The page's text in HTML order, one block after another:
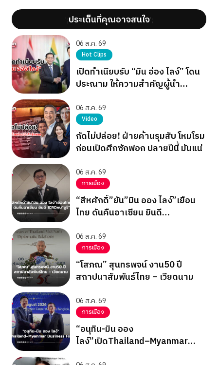
';ประเด็นที่คุณอาจสนใจ';
06 ส.ค. 69
Hot Clips
เปิดทำเนียบรับ “มิน อ่อง ไลง์” โดน
ประณาม ให้ความสำคัญผู้นำ
06 ส.ค. 69
Video
กัดไม่ปล่อย! ฝ่ายค้านรุมสับ โหมโรม
ก่อนเปิดศึกซักฟอก ปลายปีนี้ มันแน่
06 ส.ค. 69
การเมือง
“สีหศักดิ์”ยัน”มิน ออง ไลง์”เยือน
ไทย ดันคืนอาเซียน ยินดี
06 ส.ค. 69
การเมือง
“โสภณ” สุนทรพจน์ งาน50 ปี
สถาปนาสัมพันธ์ไทย – เวียดนาม
06 ส.ค. 69
การเมือง
“อนุทิน-มิน ออง
ไลง์”เปิดThailand–Myanmar